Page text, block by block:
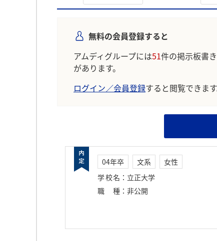
無料の会員登録すると
アムディグループには51件の掲示板書
があります。
ログイン／会員登録すると閲覧できます
04年卒 文系
女性
学校名 ： 立正大学
職種 ： 非公開